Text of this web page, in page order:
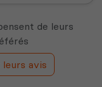
de leurs
avis